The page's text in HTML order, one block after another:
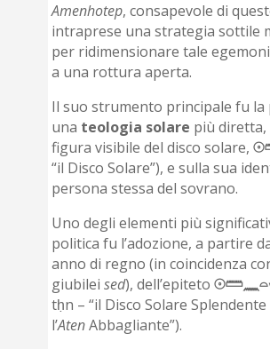
Amenhotep, consapevole di
intraprese una strategia sottile
per ridimensionare tale
a una rottura aperta.
Il suo strumento principale fu la
una teologia solare più
figura visibile del disco solare,
“il Disco Solare”), e sulla sua
persona stessa del sovrano.
Uno degli elementi più
politica fu l’adozione, a partire
anno di regno (in coincidenza
giubileised), dell’epiteto
tḥn – “il Disco Solare
l’AtenAbbagliante”).